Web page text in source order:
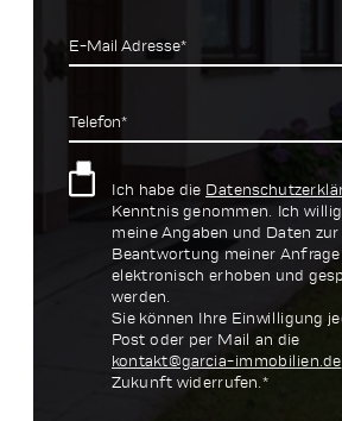
E-Mail Adresse*
Telefon*
Ich habe die
Kenntnis genommen. Ich
meine Angaben und Daten
Beantwortung meiner Anfrage
elektronisch erhoben und
werden.
Sie können Ihre Einwilligung
Post oder per Mail an die
kontakt@garcia-immobilien.de
Zukunft widerrufen.*